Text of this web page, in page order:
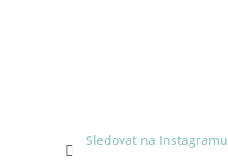
Sledovat na Instagramu